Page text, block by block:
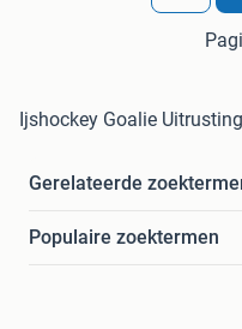
Ijshockey Goalie
Gerelateerde
Populaire zoektermen